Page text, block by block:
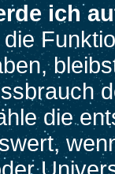
ich
die
die